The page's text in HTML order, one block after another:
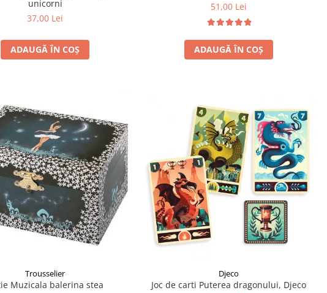
unicorni
37,00 Lei
ADAUGĂ ÎN COȘ
51,00 Lei
ADAUGĂ ÎN COȘ
Trousselier
Muzicala balerina stea
Djeco
Joc de carti Puterea dragonului, Djeco